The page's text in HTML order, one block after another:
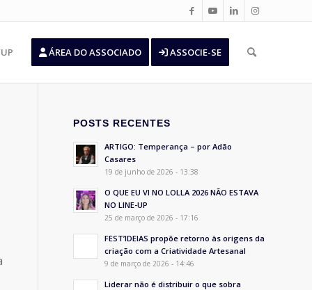
ÁREA DO ASSOCIADO ASSOCIE-SE
POSTS RECENTES
ARTIGO: Temperança – por Adão
Casares
19 de junho de 2026 - 13:38
O QUE EU VI NO LOLLA 2026 NÃO ESTAVA
NO LINE-UP
25 de março de 2026 - 17:16
FEST’IDEIAS propõe retorno às origens da
criação com a Criatividade Artesanal
9 de março de 2026 - 14:46
Liderar não é distribuir o que sobra